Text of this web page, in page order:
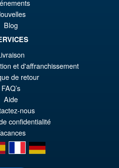
S.H. MonsterArts Godzilla Vs
Evangelion Test Type 01 G
Awakening Action Figure
ORDENA
Blog
et d'affranchissement
de retour
FAQ’s
Aide
nous
confidentialité
fr de